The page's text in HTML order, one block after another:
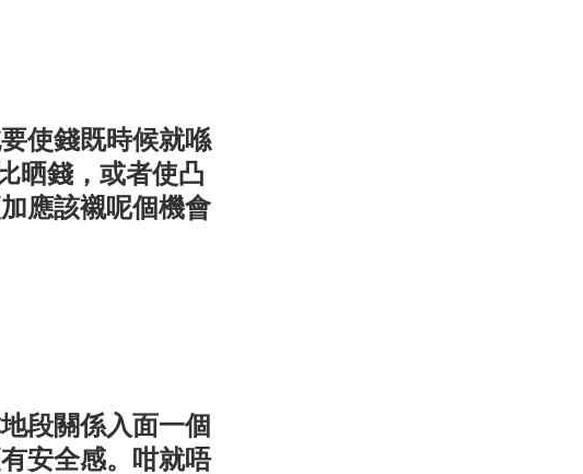
使錢既時候就喺
晒錢，或者使凸
應該襯呢個機會
段關係入面一個
安全感。咁就唔